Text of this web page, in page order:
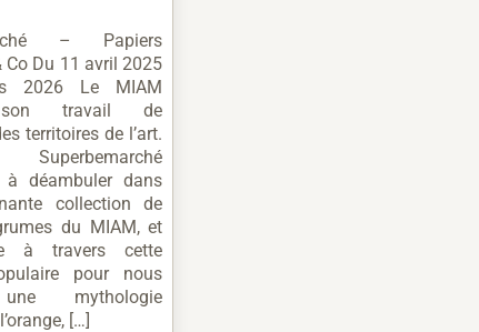
– Papiers
Co Du 11 avril 2025
2026 Le MIAM
travail de
territoires de l’art.
Superbemarché
déambuler dans
collection de
du MIAM, et
à travers cette
pour nous
mythologie
[…]